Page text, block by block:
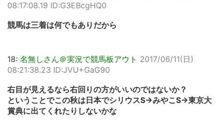
08:17:08.19 ID:G3EBcgHQ0
競馬は三着は何でもありだから
18: 名無しさん＠実況で競馬板アウト 2017/06/11(日)
08:21:38.23 ID:JVU+GaG90
右目が見えるなら右回りの方がいいのではないか？
ということでこの秋は日本でシリウスS→みやこS→東京大
賞典に出てくれたりしないかな